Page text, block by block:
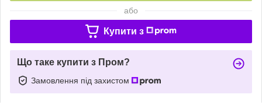
або
Купити з
Що таке купити з Пром?
Замовлення під захистом